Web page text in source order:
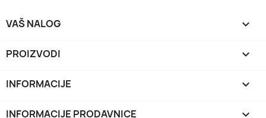
VAŠ NALOG 
PROIZVODI 
INFORMACIJE 
INFORMACIJE PRODAVNICE keyboard_arrow_down